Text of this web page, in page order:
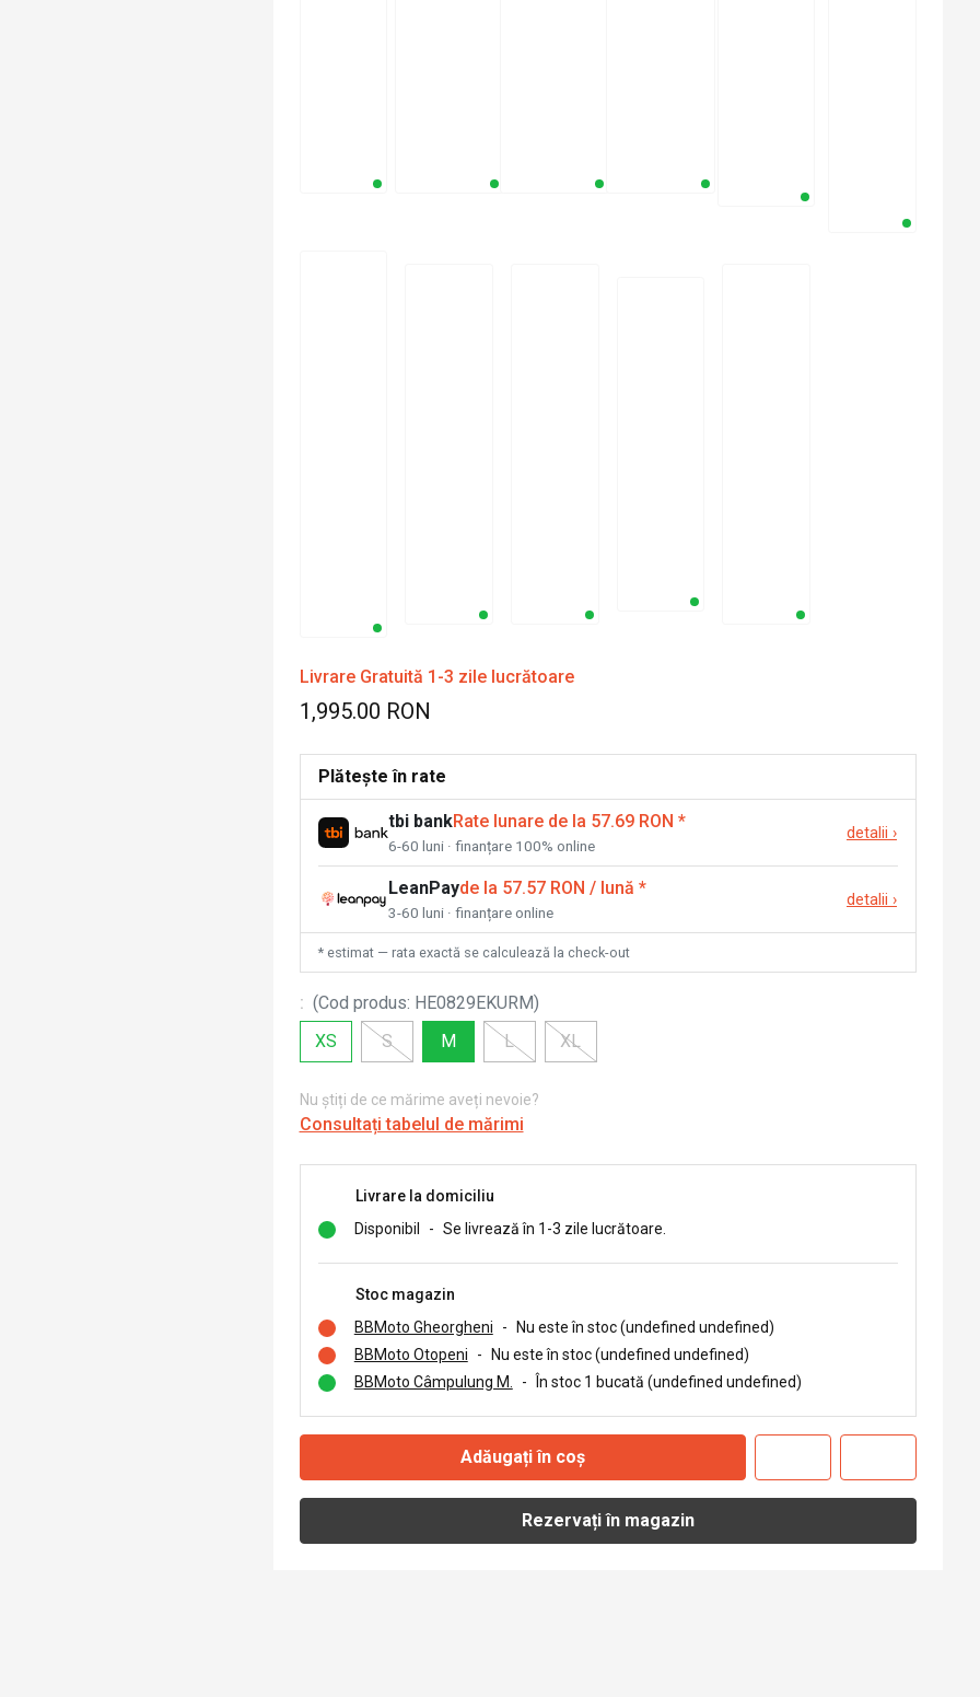
Livrare Gratuită 1-3 zile lucrătoare
1,995.00 RON
Plătește în rate
tbi bankRate lunare de la 57.69 RON *
6-60 luni · finanțare 100% online
detalii ›
LeanPayde la 57.57 RON / lună *
3-60 luni · finanțare online
detalii ›
* estimat — rata exactă se calculează la check-out
: (Cod produs: HE0829EKURM)
XS
S M L XL
Nu știți de ce mărime aveți nevoie?
Consultați tabelul de mărimi
Livrare la domiciliu
Disponibil
- Se livrează în 1-3 zile lucrătoare.
Stoc magazin
BBMoto Gheorgheni
-
Nu este în stoc (undefined undefined)
BBMoto Otopeni
-
Nu este în stoc (undefined undefined)
BBMoto Câmpulung M.
- În stoc 1 bucată (undefined undefined)
Adăugați în coș
Rezervați în magazin